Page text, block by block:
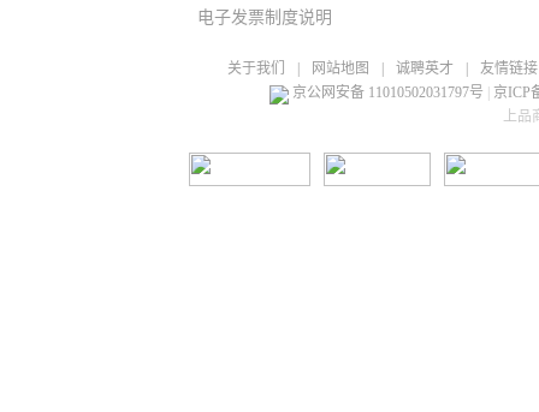
电子发票制度说明
关于我们 网站地图 诚聘英才
友情链接
京公网安备 11010502031797号
京ICP
上品